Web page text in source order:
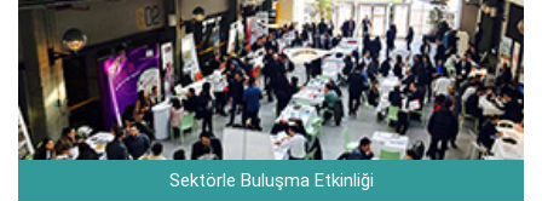
Sektörle Buluşma Etkinliği